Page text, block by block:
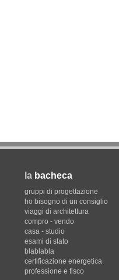
la bacheca
gruppi di progettazione
ho bisogno di un consiglio
viaggi di architettura
compro - vendo
casa - studio
esami di stato
blablabla
certificazione energetica
professione e fisco